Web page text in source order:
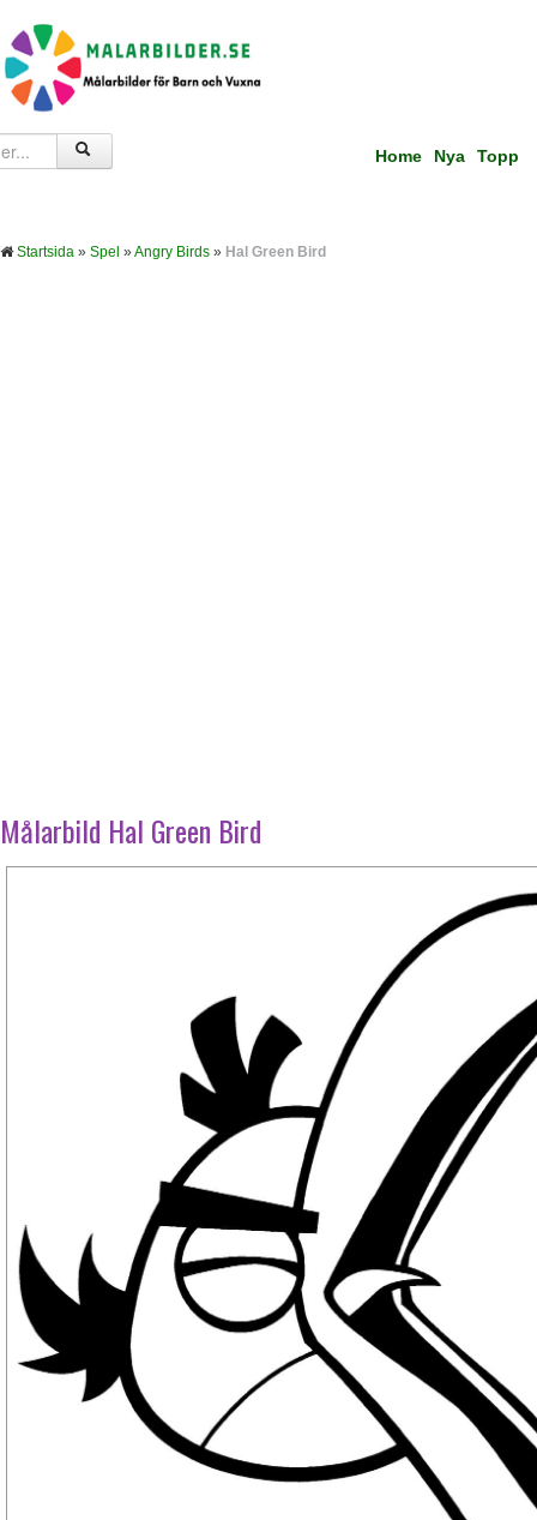
Home Nya Topp
Startsida » Spel »Angry Birds » Hal Green Bird
Målarbild Hal Green Bird